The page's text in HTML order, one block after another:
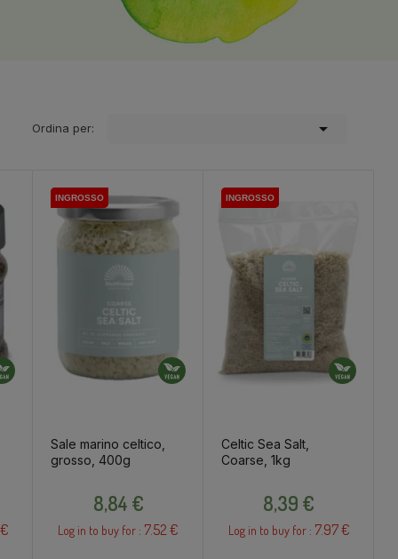
Ordina per: 
INGROSSO
INGROSSO
Sale marino celtico,
grosso, 400g
8,84 €
Log in to buy for : 7.52 €
INGROSSO
INGROSSO
Celtic Sea Salt,
Coarse, 1kg
8,39 €
Log in to buy for : 7.97 €